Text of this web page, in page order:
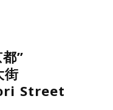
”
街
Street